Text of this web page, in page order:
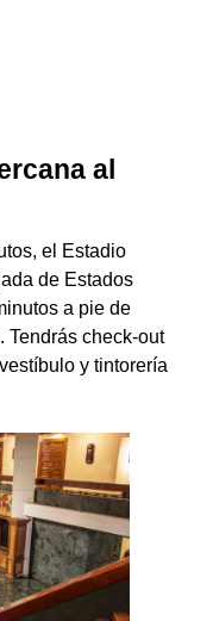
al
el Estadio
de Estados
a pie de
Tendrás check-out
y tintorería